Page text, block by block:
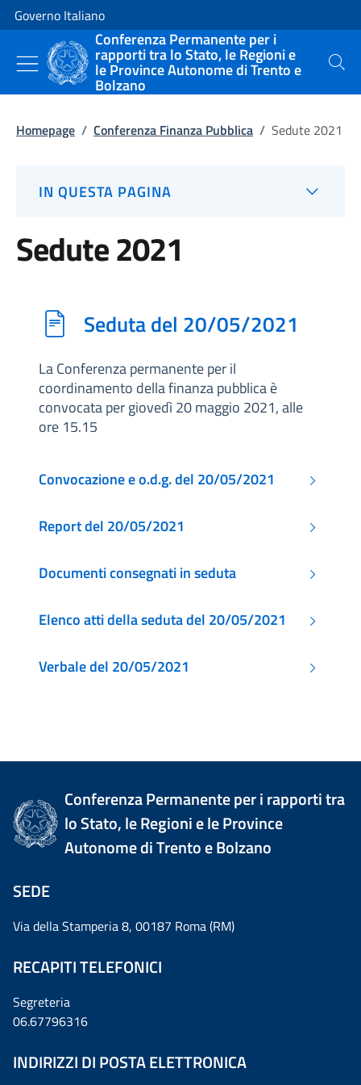
Vai al contenuto
Vai alla navigazione del sito
Governo Italiano
Conferenza Permanente per i
rapporti tra lo Stato, le Regioni e
le Province Autonome di Trento e
Bolzano
Cerca
Homepage / Conferenza Finanza Pubblica / Sedute 2021
IN QUESTA PAGINA
Sedute 2021
Seduta del 20/05/2021
La Conferenza permanente per il
coordinamento della finanza pubblica è
convocata per giovedì 20 maggio 2021, alle
ore 15.15
Convocazione e o.d.g. del 20/05/2021
Report del 20/05/2021
Documenti consegnati in seduta
Elenco atti della seduta del 20/05/2021
Verbale del 20/05/2021
Conferenza Permanente per i rapporti tra
lo Stato, le Regioni e le Province
Autonome di Trento e Bolzano
SEDE
Via della Stamperia 8, 00187 Roma (RM)
RECAPITI TELEFONICI
Segreteria
06.67796316
INDIRIZZI DI POSTA ELETTRONICA